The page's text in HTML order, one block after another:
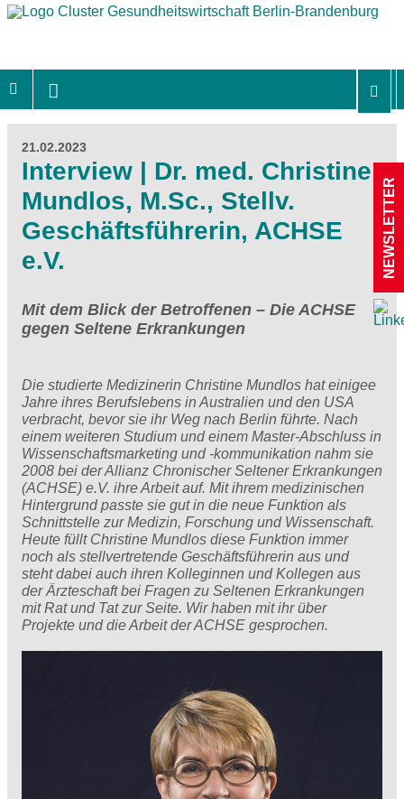
21.02.2023
Interview | Dr. med. Christine
Mundlos, M.Sc., Stellv.
Geschäftsführerin, ACHSE
e.V.
Mit dem Blick der Betroffenen – Die ACHSE
gegen Seltene Erkrankungen
Die studierte Medizinerin Christine Mundlos hat einigee
Jahre ihres Berufslebens in Australien und den USA
verbracht, bevor sie ihr Weg nach Berlin führte. Nach
einem weiteren Studium und einem Master-Abschluss in
Wissenschaftsmarketing und -kommunikation nahm sie
2008 bei der Allianz Chronischer Seltener Erkrankungen
(ACHSE) e.V. ihre Arbeit auf. Mit ihrem medizinischen
Hintergrund passte sie gut in die neue Funktion als
Schnittstelle zur Medizin, Forschung und Wissenschaft.
Heute füllt Christine Mundlos diese Funktion immer
noch als stellvertretende Geschäftsführerin aus und
steht dabei auch ihren Kolleginnen und Kollegen aus
der Ärzteschaft bei Fragen zu Seltenen Erkrankungen
mit Rat und Tat zur Seite. Wir haben mit ihr über
Projekte und die Arbeit der ACHSE gesprochen.
NEWSLETTER